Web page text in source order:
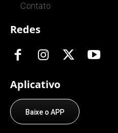
Contato
Redes
Aplicativo
Baixe o APP